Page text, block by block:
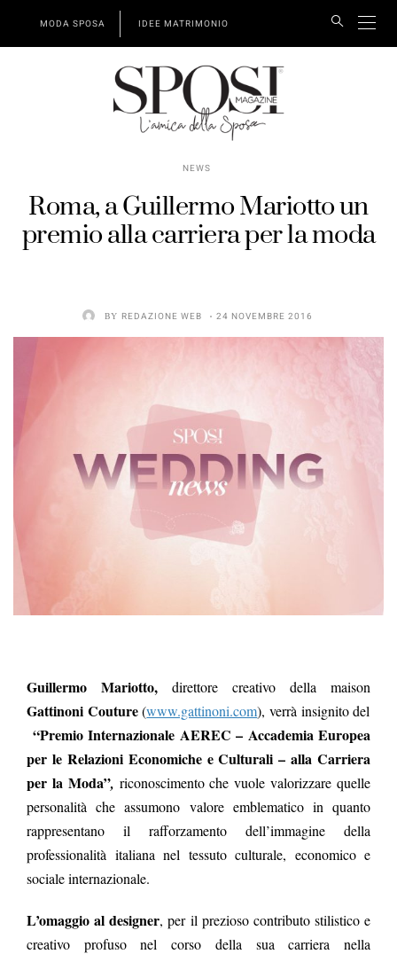
MODA SPOSA IDEE MATRIMONIO
NEWS
Roma, a Guillermo Mariotto un
premio alla carriera per la moda
BY REDAZIONE WEB 24 NOVEMBRE 2016
Guillermo Mariotto, direttore creativo della maison
Gattinoni Couture(www.gattinoni.com), verrà insignito del
“Premio Internazionale AEREC – Accademia Europea
per le Relazioni Economiche e Culturali – alla Carriera
per la Moda”, riconoscimento che vuole valorizzare quelle
personalità che assumono valore emblematico in quanto
rappresentano il rafforzamento dell’immagine della
professionalità italiana nel tessuto culturale, economico e
sociale internazionale.
L’omaggio al designer, per il prezioso contributo stilistico e
creativo profuso nel corso della sua carriera nella